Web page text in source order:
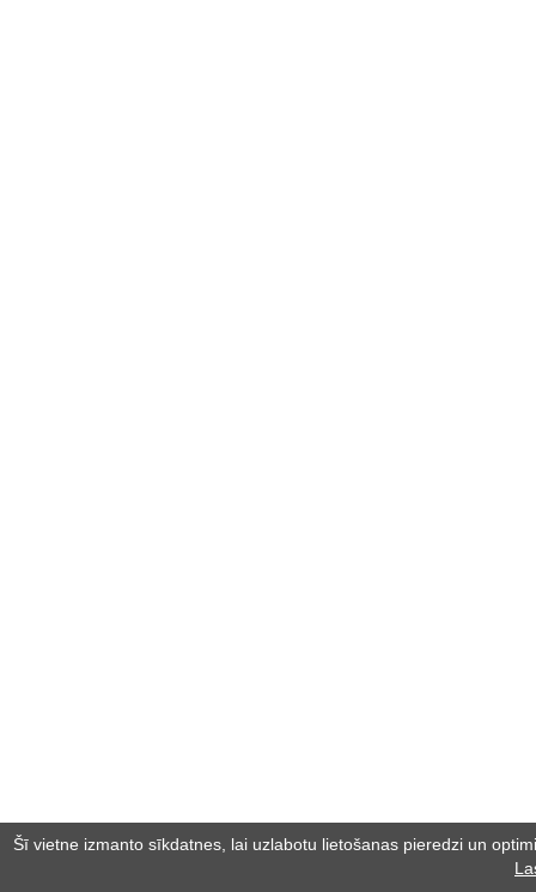
Šī vietne izmanto sīkdatnes, lai uzlabotu lietošanas pieredzi un